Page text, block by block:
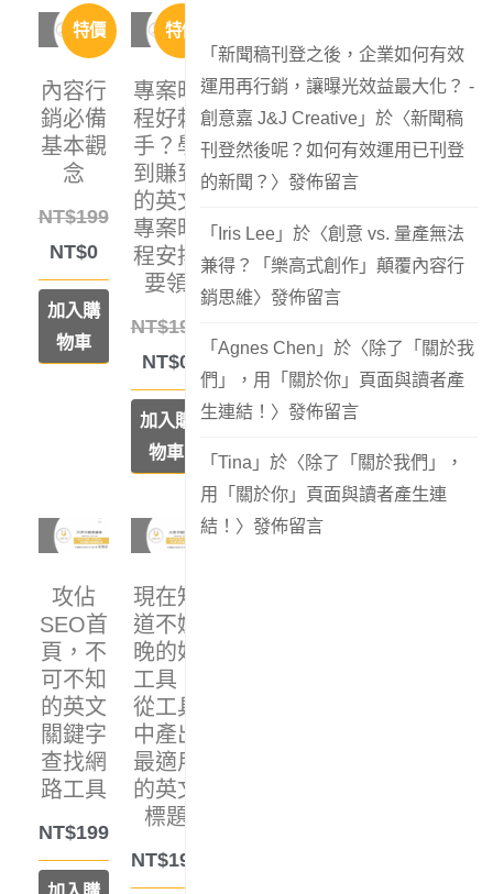
特價
內容行
銷必備
基本觀
念
NT$199
NT$0
加入購
物車
特價
專案時
程好棘
手？學
到賺到
的英文
專案時
程安排
要領
NT$199
NT$0
加入購
物車
攻佔
SEO首
頁，不
可不知
的英文
關鍵字
查找網
路工具
NT$199
現在知
道不嫌
晚的好
工具！
從工具
中產出
最適用
的英文
標題
NT$199
「新聞稿刊登之後，企業如何有效
運用再行銷，讓曝光效益最大化？ -
創意嘉 J&J Creative 」於〈新聞稿
刊登然後呢？如何有效運用已刊登
的新聞？ 〉發佈留言
「 Iris Lee 」於〈創意 vs. 量產無法
兼得？「樂高式創作」顛覆內容行
銷思維〉發佈留言
「Agnes Chen 」於〈除了「關於我
們」，用「關於你」頁面與讀者產
生連結！ 〉發佈留言
「Tina 」於〈除了「關於我們」，
用「關於你」頁面與讀者產生連
結！ 〉發佈留言